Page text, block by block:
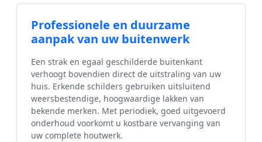
Professionele en duurzame
aanpak van uw buitenwerk
Een strak en egaal geschilderde buitenkant
verhoogt bovendien direct de uitstraling van uw
huis. Erkende schilders gebruiken uitsluitend
weersbestendige, hoogwaardige lakken van
bekende merken. Met periodiek, goed uitgevoerd
onderhoud voorkomt u kostbare vervanging van
uw complete houtwerk.